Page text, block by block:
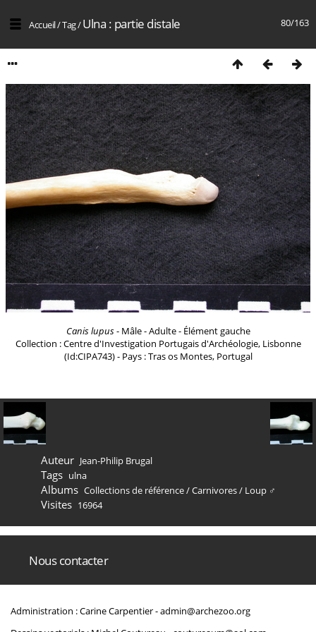
80/163
Accueil/Tag/Ulna : partie distale
Canis lupus- Mâle - Adulte - Élément gauche
Collection : Centre d'Investigation Portugais d'Archéologie, Lisbonne
(Id:CIPA743) - Pays : Tras os Montes, Portugal
Auteur Jean-Philip Brugal
Tags ulna
Albums Collections de référence/Carnivores/ Loup ♂
Visites 16964
Nous contacter
Administration : Carine Carpentier -admin@archezoo.org